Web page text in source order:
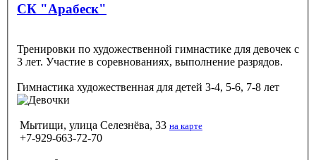
СК "Арабеск"
Тренировки по художественной гимнастике для девочек с
3 лет. Участие в соревнованиях, выполнение разрядов.
Гимнастика художественная для детей 3-4, 5-6, 7-8 лет
Мытищи, улица Селезнёва, 33 на карте
+7-929-663-72-70